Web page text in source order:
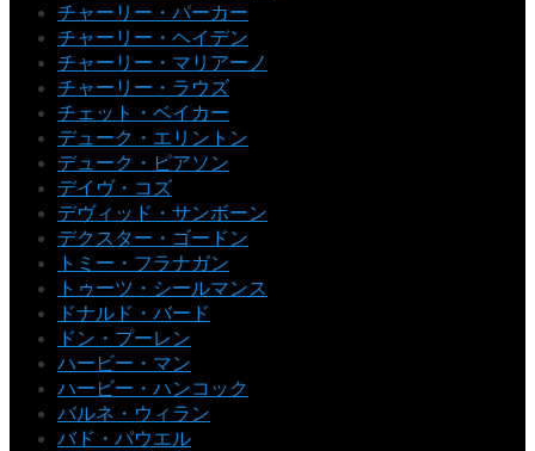
チャーリー・パーカー
チャーリー・ヘイデン
チャーリー・マリアーノ
チャーリー・ラウズ
チェット・ベイカー
デューク・エリントン
デューク・ピアソン
デイヴ・コズ
デヴィッド・サンボーン
デクスター・ゴードン
トミー・フラナガン
トゥーツ・シールマンス
ドナルド・バード
ドン・プーレン
ハービー・マン
ハービー・ハンコック
バルネ・ウィラン
バド・パウエル